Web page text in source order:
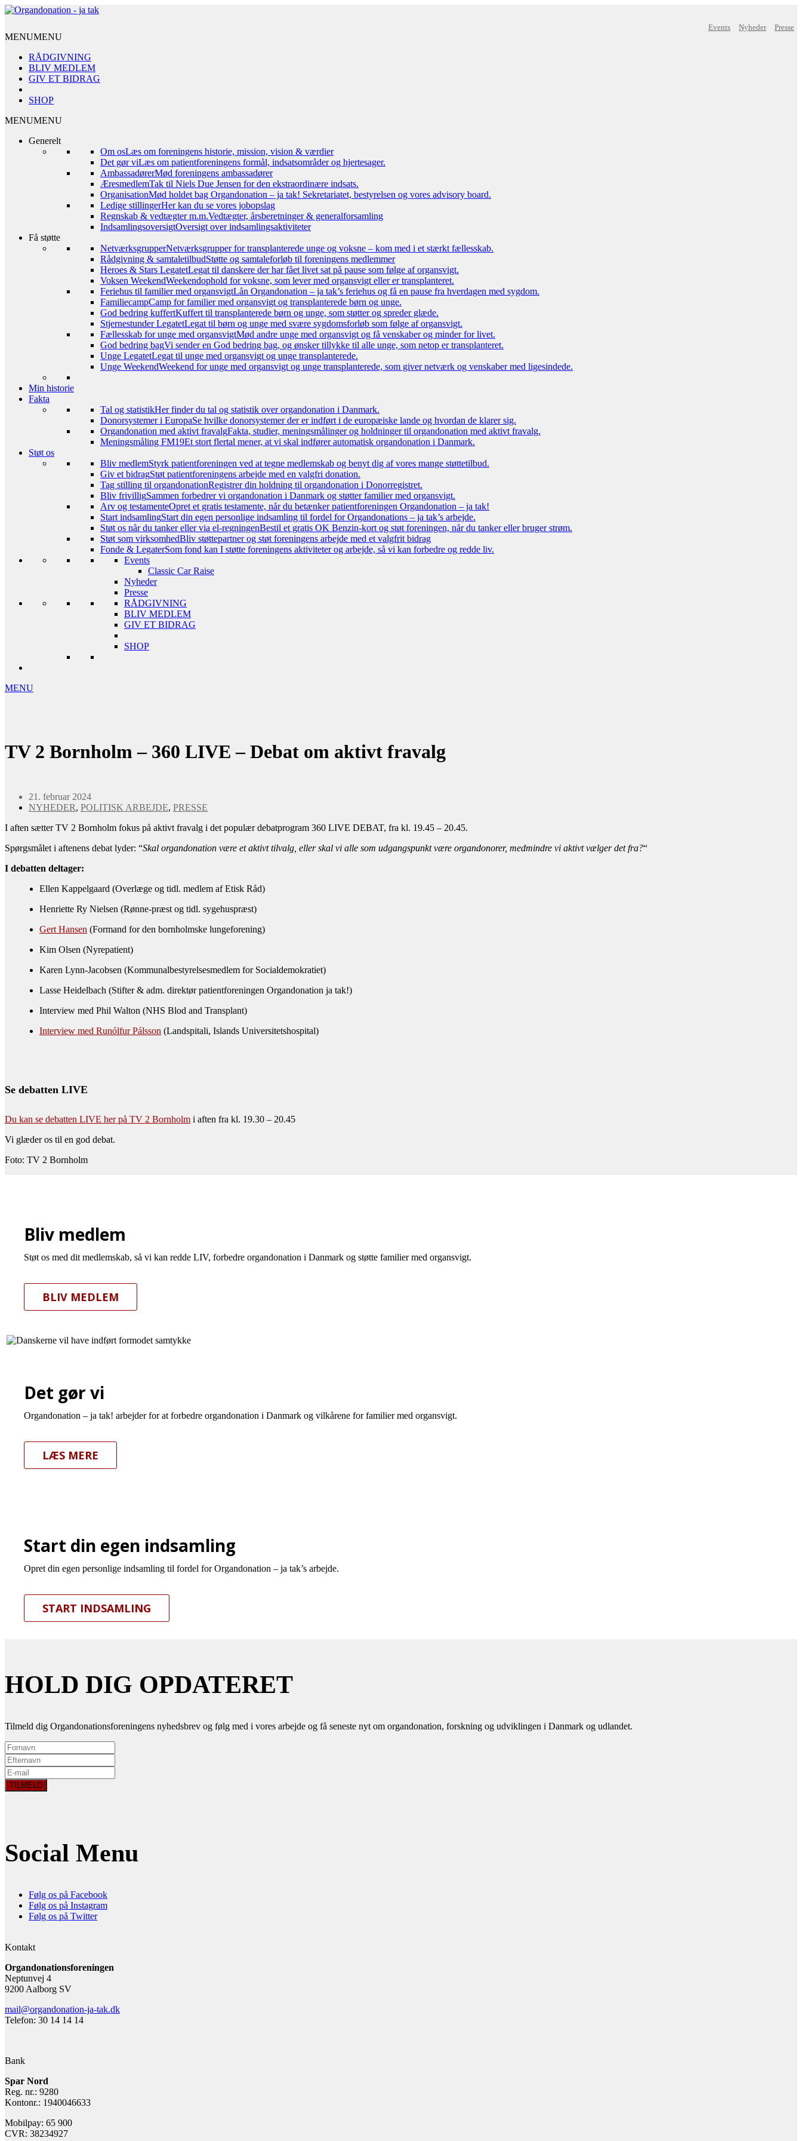
Events Nyheder Presse
MENUMENU
RÅDGIVNING
BLIV MEDLEM
GIV ET BIDRAG
SHOP
MENUMENU
Generelt
Om osLæs om foreningens historie, mission, vision & værdier
Det gør viLæs om patientforeningens formål, indsatsområder og hjertesager.
AmbassadørerMød foreningens ambassadører
ÆresmedlemTak til Niels Due Jensen for den ekstraordinære indsats.
OrganisationMød holdet bag Organdonation – ja tak! Sekretariatet, bestyrelsen og vores advisory board.
Ledige stillingerHer kan du se vores jobopslag
Regnskab & vedtægter m.m.Vedtægter, årsberetninger & generalforsamling
IndsamlingsoversigtOversigt over indsamlingsaktiviteter
Få støtte
NetværksgrupperNetværksgrupper for transplanterede unge og voksne – kom med i et stærkt fællesskab.
Rådgivning & samtaletilbudStøtte og samtaleforløb til foreningens medlemmer
Heroes & Stars LegatetLegat til danskere der har fået livet sat på pause som følge af organsvigt.
Voksen WeekendWeekendophold for voksne, som lever med organsvigt eller er transplanteret.
Feriehus til familier med organsvigtLån Organdonation – ja tak’s feriehus og få en pause fra hverdagen med sygdom.
FamiliecampCamp for familier med organsvigt og transplanterede børn og unge.
God bedring kuffertKuffert til transplanterede børn og unge, som støtter og spreder glæde.
Stjernestunder LegatetLegat til børn og unge med svære sygdomsforløb som følge af organsvigt.
Fællesskab for unge med organsvigtMød andre unge med organsvigt og få venskaber og minder for livet.
God bedring bagVi sender en God bedring bag, og ønsker tillykke til alle unge, som netop er transplanteret.
Unge LegatetLegat til unge med organsvigt og unge transplanterede.
Unge WeekendWeekend for unge med organsvigt og unge transplanterede, som giver netværk og venskaber med ligesindede.
Min historie
Fakta
Tal og statistikHer finder du tal og statistik over organdonation i Danmark.
Donorsystemer i EuropaSe hvilke donorsystemer der er indført i de europæiske lande og hvordan de klarer sig.
Organdonation med aktivt fravalgFakta, studier, meningsmålinger og holdninger til organdonation med aktivt fravalg.
Meningsmåling FM19Et stort flertal mener, at vi skal indfører automatisk organdonation i Danmark.
Støt os
Bliv medlemStyrk patientforeningen ved at tegne medlemskab og benyt dig af vores mange støttetilbud.
Giv et bidragStøt patientforeningens arbejde med en valgfri donation.
Tag stilling til organdonationRegistrer din holdning til organdonation i Donorregistret.
Bliv frivilligSammen forbedrer vi organdonation i Danmark og støtter familier med organsvigt.
Arv og testamenteOpret et gratis testamente, når du betænker patientforeningen Organdonation – ja tak!
Start indsamlingStart din egen personlige indsamling til fordel for Organdonations – ja tak’s arbejde.
Støt os når du tanker eller via el-regningenBestil et gratis OK Benzin-kort og støt foreningen, når du tanker eller bruger strøm.
Støt som virksomhedBliv støttepartner og støt foreningens arbejde med et valgfrit bidrag
Fonde & LegaterSom fond kan I støtte foreningens aktiviteter og arbejde, så vi kan forbedre og redde liv.
Events
Classic Car Raise
Nyheder
Presse
RÅDGIVNING
BLIV MEDLEM
GIV ET BIDRAG
SHOP
MENU
TV 2 Bornholm – 360 LIVE – Debat om aktivt fravalg
21. februar 2024
NYHEDER, POLITISK ARBEJDE, PRESSE
I aften sætter TV 2 Bornholm fokus på aktivt fravalg i det populær debatprogram 360 LIVE DEBAT, fra kl. 19.45 – 20.45.
Spørgsmålet i aftenens debat lyder: “Skal organdonation være et aktivt tilvalg, eller skal vi alle som udgangspunkt være organdonorer, medmindre vi aktivt vælger det fra?“
I debatten deltager:
Ellen Kappelgaard (Overlæge og tidl. medlem af Etisk Råd)
Henriette Ry Nielsen (Rønne-præst og tidl. sygehuspræst)
Gert Hansen (Formand for den bornholmske lungeforening)
Kim Olsen (Nyrepatient)
Karen Lynn-Jacobsen (Kommunalbestyrelsesmedlem for Socialdemokratiet)
Lasse Heidelbach (Stifter & adm. direktør patientforeningen Organdonation ja tak!)
Interview med Phil Walton (NHS Blod and Transplant)
Interview med Runólfur Pálsson (Landspitali, Islands Universitetshospital)
Se debatten LIVE
Du kan se debatten LIVE her på TV 2 Bornholm i aften fra kl. 19.30 – 20.45
Vi glæder os til en god debat.
Foto: TV 2 Bornholm
Bliv medlem
Støt os med dit medlemskab, så vi kan redde LIV, forbedre organdonation i Danmark og støtte familier med organsvigt.
BLIV MEDLEM
Det gør vi
Organdonation – ja tak! arbejder for at forbedre organdonation i Danmark og vilkårene for familier med organsvigt.
LÆS MERE
Start din egen indsamling
Opret din egen personlige indsamling til fordel for Organdonation – ja tak’s arbejde.
START INDSAMLING
HOLD DIG OPDATERET
Tilmeld dig Organdonationsforeningens nyhedsbrev og følg med i vores arbejde og få seneste nyt om organdonation, forskning og udviklingen i Danmark og udlandet.
Social Menu
Følg os på Facebook
Følg os på Instagram
Følg os på Twitter
Kontakt
Organdonationsforeningen
Neptunvej 4
9200 Aalborg SV
mail@organdonation-ja-tak.dk
Telefon: 30 14 14 14
Bank
Spar Nord
Reg. nr.: 9280
Kontonr.: 1940046633
Mobilpay: 65 900
CVR: 38234927